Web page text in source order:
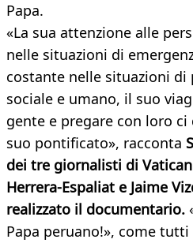
Papa.
«La sua attenzione alle
nelle situazioni di
costante nelle situazioni di
sociale e umano, il suo
gente e pregare con loro
suo pontificato», racconta
dei tre giornalisti di
Herrera-Espaliat e Jaime
realizzato il documentario.
Papa peruano!», come